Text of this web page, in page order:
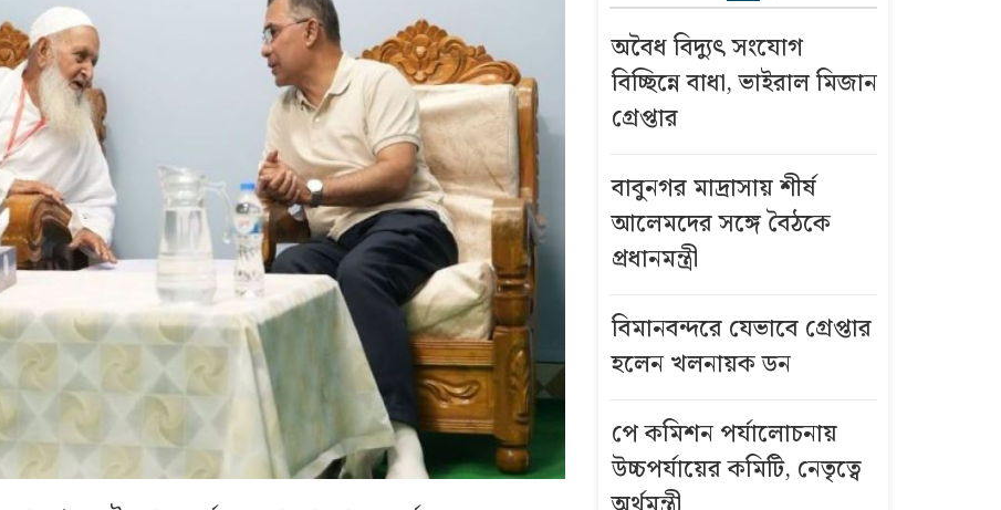
অবৈধ বিদ্যুৎ সংযোগ
বিচ্ছিন্নে বাধা, ভাইরাল মিজান
গ্রেপ্তার
বাবুনগর মাদ্রাসায় শীর্ষ
আলেমদের সঙ্গে বৈঠকে
প্রধানমন্ত্রী
বিমানবন্দরে যেভাবে গ্রেপ্তার
হলেন খলনায়ক ডন
পে কমিশন পর্যালোচনায়
উচ্চপর্যায়ের কমিটি, নেতৃত্বে